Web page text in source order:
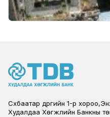
Сүхбаатар дүүргийн 1-р
Худалдаа Хөгжлийн Банкны